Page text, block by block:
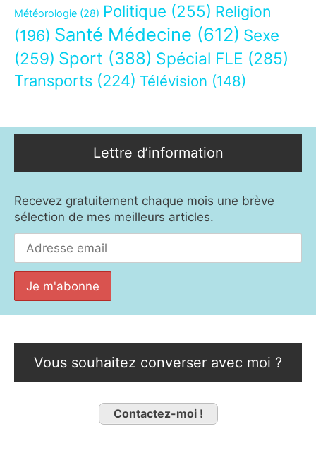
Météorologie (28) Politique (255) Religion
(196) Santé Médecine (612) Sexe
(259) Sport (388) Spécial FLE (285)
Transports (224) Télévision (148)
Lettre d’information
Recevez gratuitement chaque mois une brève
sélection de mes meilleurs articles.
Vous souhaitez converser avec moi ?
Contactez-moi !